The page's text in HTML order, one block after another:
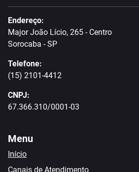
Endereço:
Major João Lício, 265 - Centro
Sorocaba - SP
Telefone:
(15) 2101-4412
CNPJ:
67.366.310/0001-03
Menu
Início
Canais de Atendimento